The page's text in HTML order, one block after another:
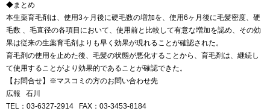
◆まとめ
本生薬育毛剤は、使用3ヶ月後に硬毛数の増加を、使用6ヶ月後に毛髪密度、硬
毛数 、毛直径の各項目において、使用前と比較して有意な増加を認め、その効
果は従来の生薬育毛剤よりも早く効果が現れることが確認された。
育毛剤の使用を止めた後、毛髪の状態が悪化することから、育毛剤は、継続し
て使用することがより効果的であることが確認できた。
【お問合せ】※マスコミの方のお問い合わせ先
広報 石川
TEL：03-6327-2914 FAX：03-3453-8184